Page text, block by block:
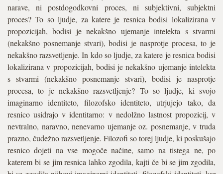
narave, ni postdogodkovni proces, ni subjektivni, subjektni
proces? To so ljudje, za katere je resnica bodisi lokalizirana v
propozicijah, bodisi je nekakšno ujemanje intelekta s stvarmi
(nekakšno posnemanje stvari), bodisi je nasprotje procesa, to je
nekakšno razsvetljenje. In kdo so ljudje, za katere je resnica bodisi
lokalizirana v propozicijah, bodisi je nekakšno ujemanje intelekta
s stvarmi (nekakšno posnemanje stvari), bodisi je nasprotje
procesa, to je nekakšno razsvetljenje? To so ljudje, ki svojo
imaginarno identiteto, filozofsko identiteto, utrjujejo tako, da
resnico usidrajo v identitarno: v nedolžno lastnost propozicij, v
nevtralno, naravno, nenevarno ujemanje oz. posnemanje, v truda
prazno, čudežno razsvetljenje. Filozofi so torej ljudje, ki poskušajo
resnico dojeti na vse mogoče načine, samo na tistega ne, po
katerem bi se jim resnica lahko zgodila, kajti če bi se jim zgodila,